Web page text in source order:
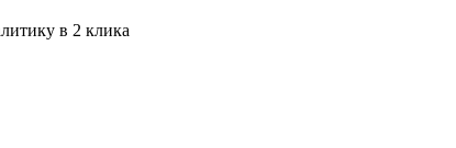
в 2 клика